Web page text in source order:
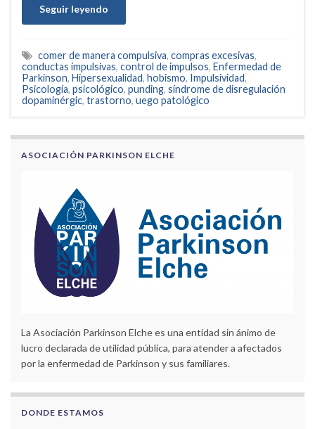
Seguir leyendo
comer de manera compulsiva, compras excesivas,
conductas impulsivas, control de impulsos, Enfermedad de
Parkinson, Hipersexualidad, hobismo, Impulsividad,
Psicología, psicológico, punding, síndrome de disregulación
dopaminérgic, trastorno, uego patológico
ASOCIACIÓN PARKINSON ELCHE
La Asociación Parkinson Elche es una entidad sin ánimo de
lucro declarada de utilidad pública, para atender a afectados
por la enfermedad de Parkinson y sus familiares.
DONDE ESTAMOS